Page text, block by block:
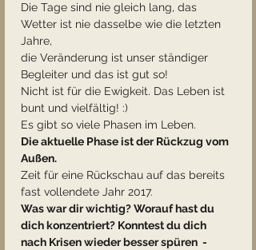
Die Tage sind nie gleich lang, das
Wetter ist nie dasselbe wie die letzten
Jahre,
die Veränderung ist unser ständiger
Begleiter und das ist gut so!
Nicht ist für die Ewigkeit. Das Leben ist
bunt und vielfältig! :)
Es gibt so viele Phasen im Leben.
Die aktuelle Phase ist der Rückzug vom
Außen.
Zeit für eine Rückschau auf das bereits
fast vollendete Jahr 2017.
Was war dir wichtig? Worauf hast du
dich konzentriert? Konntest du dich
nach Krisen wieder besser spüren  -